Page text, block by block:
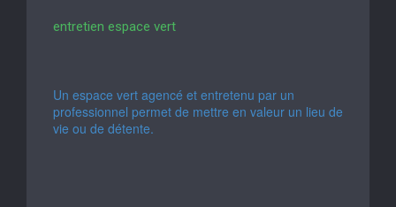
entretien espace vert
Un espace vert agencé et entretenu par un
professionnel permet de mettre en valeur un lieu de
vie ou de détente.